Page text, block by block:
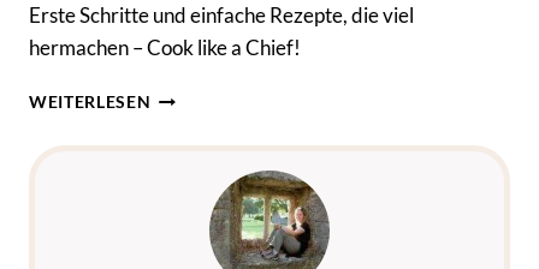
Erste Schritte und einfache Rezepte, die viel
hermachen – Cook like a Chief!
WEITERLESEN WAS
DER
KOCHEN